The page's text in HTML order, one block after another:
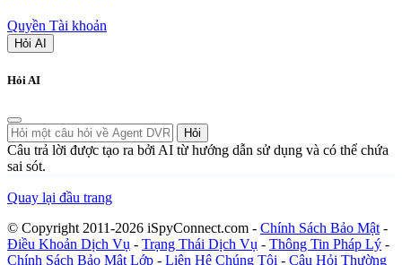
Quyền Tài khoản
Hỏi AI
Hỏi AI
Hỏi
Câu trả lời được tạo ra bởi AI từ hướng dẫn sử dụng và có thể chứa
sai sót.
Quay lại đầu trang
© Copyright 2011-2026 iSpyConnect.com - Chính Sách Bảo Mật -
Điều Khoản Dịch Vụ - Trạng Thái Dịch Vụ - Thông Tin Pháp Lý -
Chính Sách Bảo Mật Lớp - Liên Hệ Chúng Tôi - Câu Hỏi Thường